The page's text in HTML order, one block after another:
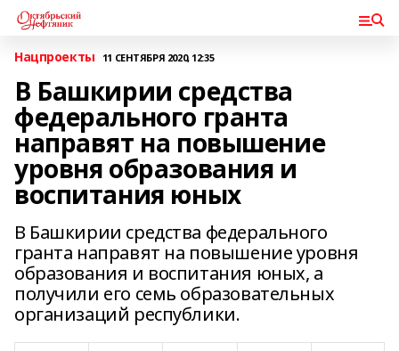
Нацпроекты 11 СЕНТЯБРЯ 2020, 12:35
В Башкирии средства
федерального гранта
направят на повышение
уровня образования и
воспитания юных
В Башкирии средства федерального
гранта направят на повышение уровня
образования и воспитания юных, а
получили его семь образовательных
организаций республики.